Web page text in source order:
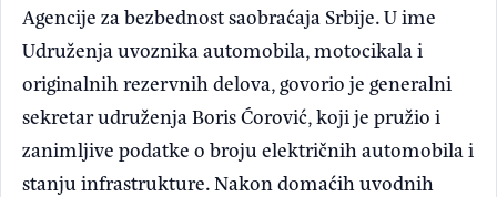
Agencije za bezbednost saobraćaja Srbije. U ime
Udruženja uvoznika automobila, motocikala i
originalnih rezervnih delova, govorio je generalni
sekretar udruženja Boris Ćorović, koji je pružio i
zanimljive podatke o broju električnih automobila i
stanju infrastrukture. Nakon domaćih uvodnih